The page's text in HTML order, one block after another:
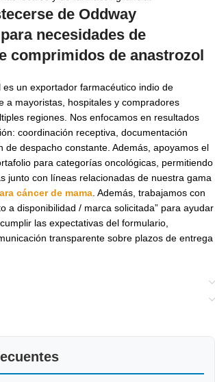
de Oddway
necesidades de
comprimidos de anastrozol
un exportador farmacéutico indio de
a mayoristas, hospitales y compradores
regiones. Nos enfocamos en resultados
coordinación receptiva, documentación
de despacho constante. Además, apoyamos el
para categorías oncológicas, permitiendo
junto con líneas relacionadas de nuestra gama
cáncer de mama . Además, trabajamos con
a disponibilidad / marca solicitada” para ayudar
las expectativas del formulario,
transparente sobre plazos de entrega